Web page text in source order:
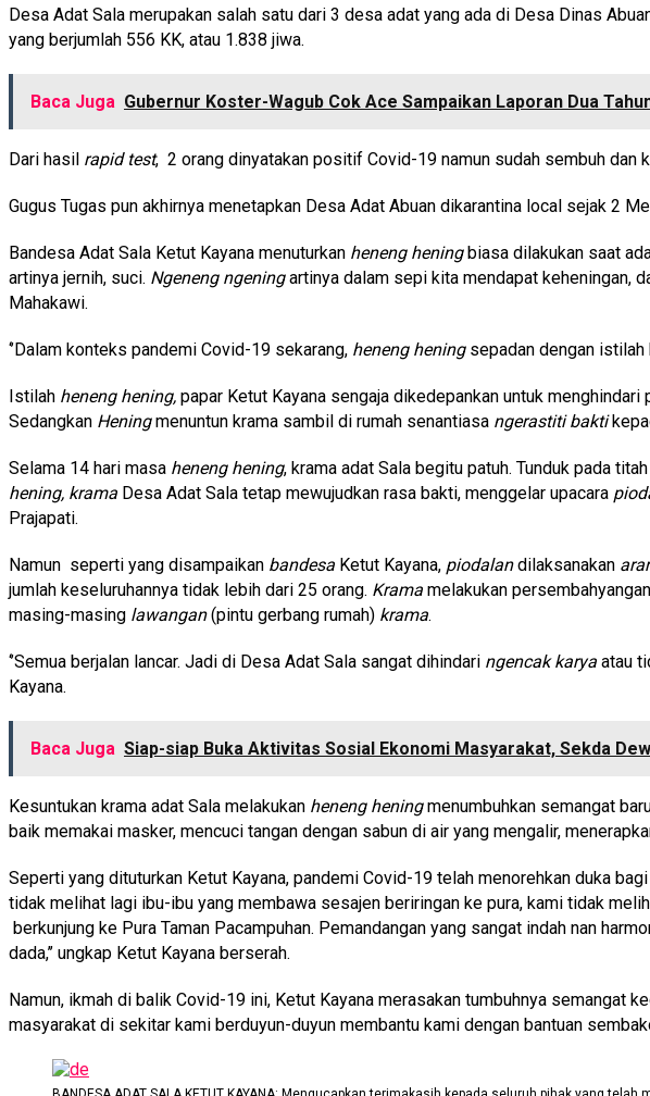
Desa Adat Sala merupakan salah satu dari 3 desa adat yang ada di Desa Dinas
yang berjumlah 556 KK, atau 1.838 jiwa.
Baca Juga Gubernur Koster-Wagub Cok Ace Sampaikan Laporan Dua
Dari hasil rapid test, 2 orang dinyatakan positif Covid-19 namun sudah sembuh dan
Gugus Tugas pun akhirnya menetapkan Desa Adat Abuan dikarantina local sejak 2
Bandesa Adat Sala Ketut Kayana menuturkan heneng heningbiasa dilakukan saat
artinya jernih, suci. Ngeneng ngeningartinya dalam sepi kita mendapat keheningan,
Mahakawi.
‘’Dalam konteks pandemi Covid-19 sekarang, heneng heningsepadan dengan istilah
Istilah heneng hening, papar Ketut Kayana sengaja dikedepankan untuk menghindari
Sedangkan Heningmenuntun krama sambil di rumah senantiasa ngerastitibakti
Selama 14 hari masa heneng hening, krama adat Sala begitu patuh. Tunduk pada
hening, krama Desa Adat Sala tetap mewujudkan rasa bakti, menggelar upacara p
Prajapati.
Namun seperti yang disampaikan bandesa Ketut Kayana, piodalandilaksanakan
jumlah keseluruhannya tidak lebih dari 25 orang. Krama melakukan
masing-masing lawangan(pintu gerbang rumah) krama.
‘’Semua berjalan lancar. Jadi di Desa Adat Sala sangat dihindari ngencak karya atau
Kayana.
Baca Juga Siap-siap Buka Aktivitas Sosial Ekonomi Masyarakat, Sekda
Kesuntukan krama adat Sala melakukan heneng heningmenumbuhkan semangat
baik memakai masker, mencuci tangan dengan sabun di air yang mengalir,
Seperti yang dituturkan Ketut Kayana, pandemi Covid-19 telah menorehkan duka
tidak melihat lagi ibu-ibu yang membawa sesajen beriringan ke pura, kami tidak
berkunjung ke Pura Taman Pacampuhan. Pemandangan yang sangat indah nan
dada,’’ ungkap Ketut Kayana berserah.
Namun, ikmah di balik Covid-19 ini, Ketut Kayana merasakan tumbuhnya semangat
masyarakat di sekitar kami berduyun-duyun membantu kami dengan bantuan